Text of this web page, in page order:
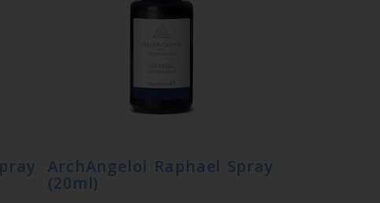
ArchAngeloi Raphael Spray
(20ml)